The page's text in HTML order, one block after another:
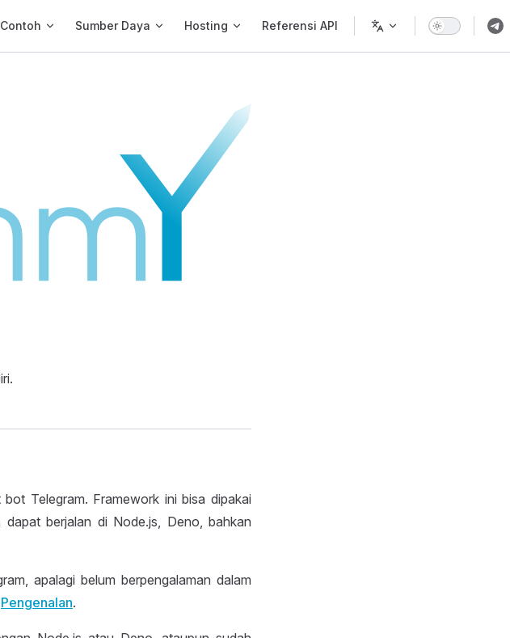
Contoh Sumber Daya Hosting Referensi API
Telegram. Framework ini bisa dipakai
berjalan di Node.js, Deno, bahkan
apalagi belum berpengalaman dalam
Pengenalan.